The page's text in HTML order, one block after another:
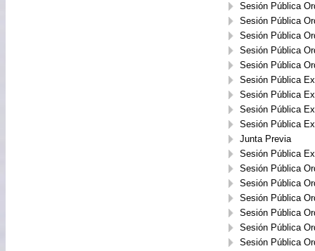
Sesión Pública
Sesión Pública
Sesión Pública
Sesión Pública
Sesión Pública
Sesión Pública
Sesión Pública
Sesión Pública
Sesión Pública
Junta Previa
Sesión Pública
Sesión Pública
Sesión Pública
Sesión Pública
Sesión Pública
Sesión Pública
Sesión Pública